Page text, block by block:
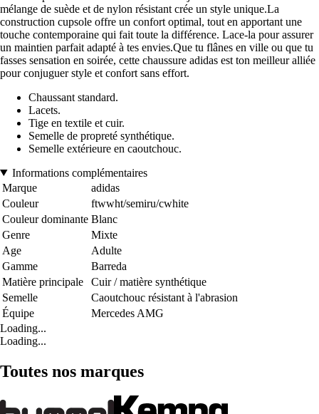
mélange de suède et de nylon résistant crée un style unique.La
construction cupsole offre un confort optimal, tout en apportant une
touche contemporaine qui fait toute la différence. Lace-la pour assurer
un maintien parfait adapté à tes envies.Que tu flânes en ville ou que tu
fasses sensation en soirée, cette chaussure adidas est ton meilleur alliée
pour conjuguer style et confort sans effort.
Chaussant standard.
Lacets.
Tige en textile et cuir.
Semelle de propreté synthétique.
Semelle extérieure en caoutchouc.
Informations complémentaires
Marque
adidas
Couleur
ftwwht/semiru/cwhite
Couleur dominante Blanc
Genre
Mixte
Age
Adulte
Gamme
Barreda
Matière principale
Cuir / matière synthétique
Semelle
Caoutchouc résistant à l'abrasion
Équipe
Mercedes AMG
Loading...
Loading...
Toutes nos marques